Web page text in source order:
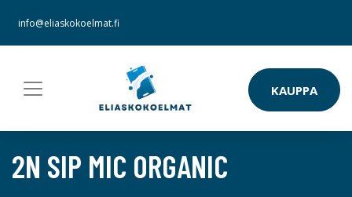
info@eliaskokoelmat.fi
KAUPPA
2N SIP MIC ORGANIC